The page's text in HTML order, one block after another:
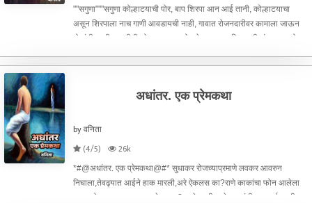
""सगुणा"""सगुणा कोल्हाटयाची पोर, बाप शिरपा आन आई तानी, कोल्हाटयाचा
असून शिरपाला नाच गाणी आवडायची नाही, गावात रोजनदारीवर कामाला जाऊन
दोघांची भाजी भाकरीची सोय करायचा. दोन वेळच्या भाकरित सुखी संसार बरा होता
अधांतर. एक प्रेमकथा
by वनिता
(4/5)
26k
*#@अधांतर. एक प्रेमकथा@#* सुधाकर रोजच्याप्रमाणे लवकर आवरुन
निघाला,तेवढ्यात आईने हाक मारली,अरे ऐकलस का?राणे काकांचा फोन आलेला
काल. हो का.. मग काय म्हणाले काका? तब्येत बरी आहे न त्यांची. खुप वर्ष झाली न